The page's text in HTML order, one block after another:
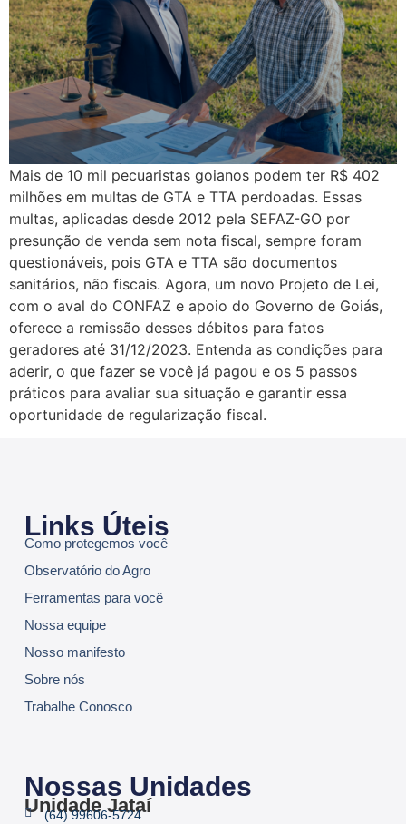
Mais de 10 mil pecuaristas goianos podem ter R$ 402
milhões em multas de GTA e TTA perdoadas. Essas
multas, aplicadas desde 2012 pela SEFAZ-GO por
presunção de venda sem nota fiscal, sempre foram
questionáveis, pois GTA e TTA são documentos
sanitários, não fiscais. Agora, um novo Projeto de Lei,
com o aval do CONFAZ e apoio do Governo de Goiás,
oferece a remissão desses débitos para fatos
geradores até 31/12/2023. Entenda as condições para
aderir, o que fazer se você já pagou e os 5 passos
práticos para avaliar sua situação e garantir essa
oportunidade de regularização fiscal.
Links Úteis
Como protegemos você
Observatório do Agro
Ferramentas para você
Nossa equipe
Nosso manifesto
Sobre nós
Trabalhe Conosco
Nossas Unidades
Unidade Jataí
(64) 99606-5724